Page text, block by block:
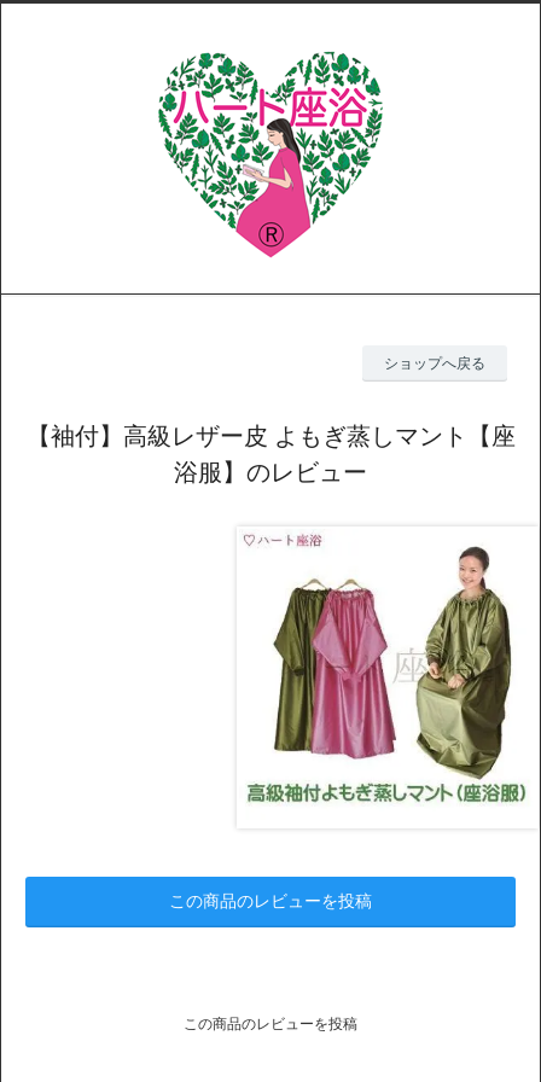
ショップへ戻る
【袖付】高級レザー皮 よもぎ蒸しマント【座
浴服】のレビュー
この商品のレビューを投稿
この商品のレビューを投稿